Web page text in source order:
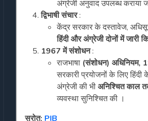
अंग्रेजी अनुवाद उपलब्ध कराया
द्विभाषी संचार:
केंद्र सरकार के दस्तावेज,
हिंदी और अंग्रेजी दोनों में जारी
1967 में संशोधन:
राजभाषा (संशोधन) अधिनियम,
सरकारी प्रयोजनों के लिए
अंग्रेजी की भीअनिश्चित काल
व्यवस्था सुनिश्चित की ।
स्रोत: PIB